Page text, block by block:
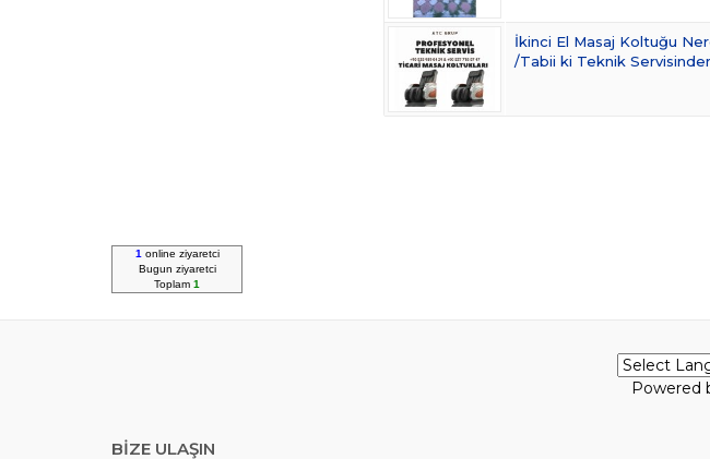
İkinci El Masaj Koltuğu
/Tabii ki Teknik
1 online ziyaretci
Bugun ziyaretci
Toplam 1
Powered
BİZE ULAŞIN